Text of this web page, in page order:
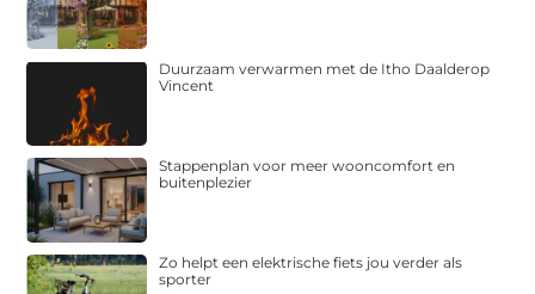
Duurzaam verwarmen met de Itho Daalderop
Vincent
Stappenplan voor meer wooncomfort en
buitenplezier
Zo helpt een elektrische fiets jou verder als
sporter